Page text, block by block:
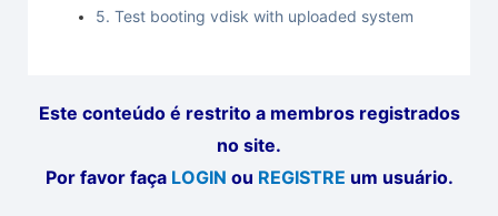
5. Test booting vdisk with uploaded system
Este conteúdo é restrito a membros registrados
no site.
Por favor faça LOGIN ou REGISTRE um usuário.